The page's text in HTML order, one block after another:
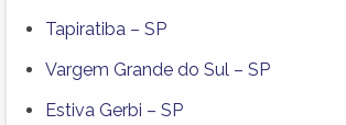
Tapiratiba – SP
Vargem Grande do Sul – SP
Estiva Gerbi – SP